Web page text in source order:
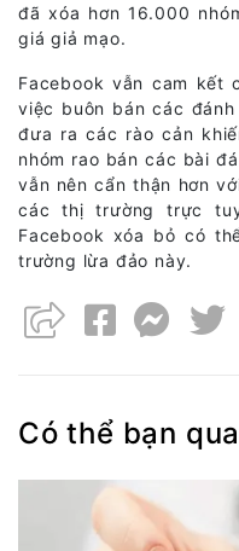
đã xóa hơn 16.000
giá giả mạo.
Facebook vẫn cam kết
việc buôn bán các
đưa ra các rào cản
nhóm rao bán các bài
vẫn nên cẩn thận hơn
các thị trường trực
Facebook xóa bỏ có
trường lừa đảo này.
Có thể bạn